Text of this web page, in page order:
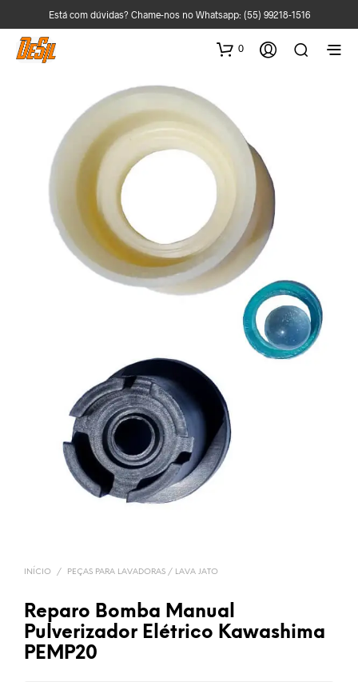
Está com dúvidas? Chame-nos no Whatsapp: (55) 99218-1516
0
INÍCIO / PEÇAS PARA LAVADORAS / LAVA JATO
Reparo Bomba Manual
Pulverizador Elétrico Kawashima
PEMP20